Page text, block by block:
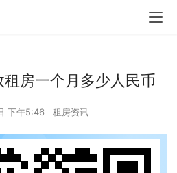
房一个月多少人民币
下午5:46 租房资讯